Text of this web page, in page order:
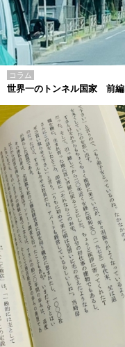
コラム
世界一のトンネル国家 前編